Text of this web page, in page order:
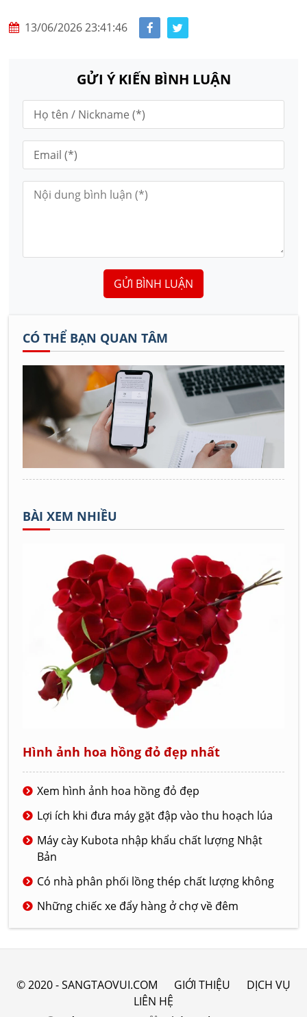
13/06/2026 23:41:46
GỬI Ý KIẾN BÌNH LUẬN
GỬI BÌNH LUẬN
CÓ THỂ BẠN QUAN TÂM
BÀI XEM NHIỀU
Hình ảnh hoa hồng đỏ đẹp nhất
Xem hình ảnh hoa hồng đỏ đẹp
Lợi ích khi đưa máy gặt đập vào thu hoạch lúa
Máy cày Kubota nhập khẩu chất lượng Nhật
Bản
Có nhà phân phối lồng thép chất lượng không
Những chiếc xe đẩy hàng ở chợ về đêm
© 2020 - SANGTAOVUI.COM GIỚI THIỆU
DỊCH VỤ
LIÊN HỆ